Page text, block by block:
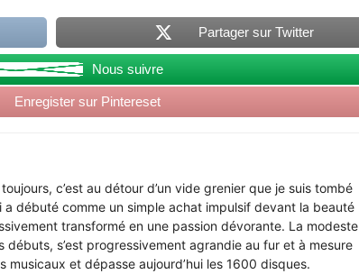
Partager sur Twitter
Nous suivre
Enregister sur Pintereset
c’est au détour d’un vide grenier que je suis tombé
a débuté comme un simple achat impulsif devant la beauté
transformé en une passion dévorante. La modeste
débuts, s’est progressivement agrandie au fur et à mesure
musicaux et dépasse aujourd’hui les 1600 disques.